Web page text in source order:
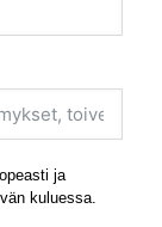
ja
kuluessa.